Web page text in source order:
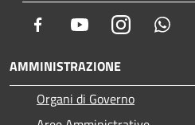
Facebook YoutubeInstagram
AMMINISTRAZIONE
Organi di Governo